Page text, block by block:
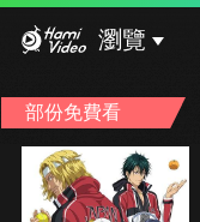
瀏覽
部份免費看